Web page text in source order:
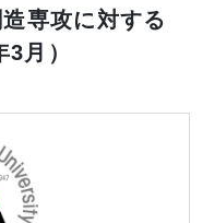
専攻に対する
月）